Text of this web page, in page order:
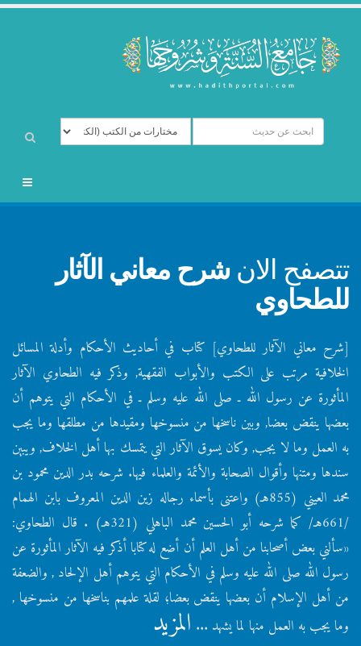
تتصفح الان شرح معاني الآثار
للطحاوي
[شرح معاني الآثار للطحاوي] كتاب في أحاديث الأحكام وأدلة المسائل
الخلافية مرتب على الكتب والأبواب الفقهية, وذكر فيه الطحاوي الآثار
المأثورة عن رسول الله ـ صلى الله عليه وسلم ـ في الأحكام التي يتوهم أن
بعضها ينقض بعضا, وبين ناسخها من منسوخها ومقيدها من مطلقها وما يجب
به العمل وما لا يجب, وكان يسوق الآثار التي يتمسك بها أهل الخلاف, ويبين
سندها ومتنها وأقوال الصحابة والأئمة والعلماء فيها. شرحه بدر الدين محمود بن
محمد العيني (855هـ) واعتنى بأسماء رجاله زين الدين المعروف بابن الهمام
/661هـ/ كما شرحه أبو الحسين محمد الباهلي (321هـ) . قال الطحاوي:
«سألني بعض أصحابنا من أهل العلم أن أضع له كتابا أذكر فيه الآثار المأثورة عن
رسول الله صلى الله عليه وسلم في الأحكام التي يتوهم أهل الإلحاد , والضعفة
من أهل الإسلام أن بعضها ينقض بعضا؛ لقلة علمهم بناسخها من منسوخها ,
وما يجب به العمل منها لما يشهد ... المزيد